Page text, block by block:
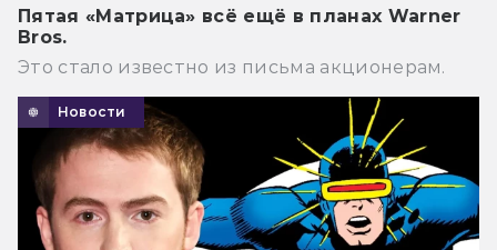
Пятая «Матрица» всё ещё в планах Warner
Bros.
Это стало известно из письма акционерам.
Новости